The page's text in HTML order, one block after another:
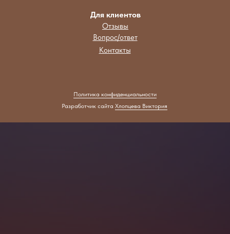
Разработчик сайта Хлопцева Виктория
Для клиентов
Отзывы
Вопрос/ответ
Контакты
Политика конфиденциальности